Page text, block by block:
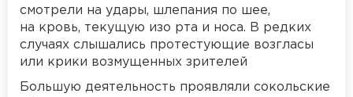
смотрели на удары, шлепания по шее,
на кровь, текущую изо рта и носа. В редких
случаях слышались протестующие возгласы
или крики возмущенных зрителей
Большую деятельность проявляли сокольские